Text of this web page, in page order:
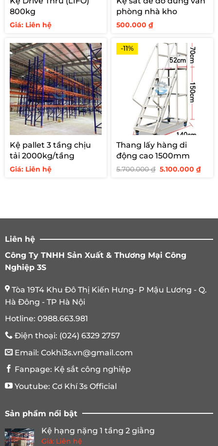
800kg
Giá: Liên hệ
phòng nhà kho
500.000 ₫
Kệ pallet 3 tầng chịu
tải 2000kg/tầng
Giá: Liên hệ
-11%
Thang lấy hàng di
động cao 1500mm
5.700.000₫ Giá
5.100.000₫Giá
Liên hệ
Công Ty TNHH Sản Xuất & Thương Mại Công
Nghiệp 3S
Tòa 19T4 Khu Đô Thị Kiến Hưng- P Mậu Lương - Q.
Hà Đông - TP Hà Nội
Hotline: 0988.663.981
Điện thoại: (024) 6329 2757
Email: Cokhi3s.vn@gmail.com
Fanpage: Kệ sắt công nghiệp
Youtube: Cơ Khí 3s Official
Sản phẩm nổi bật
Kệ hạng nặng 1 tầng 2 giằng
Giá: Liên hệ